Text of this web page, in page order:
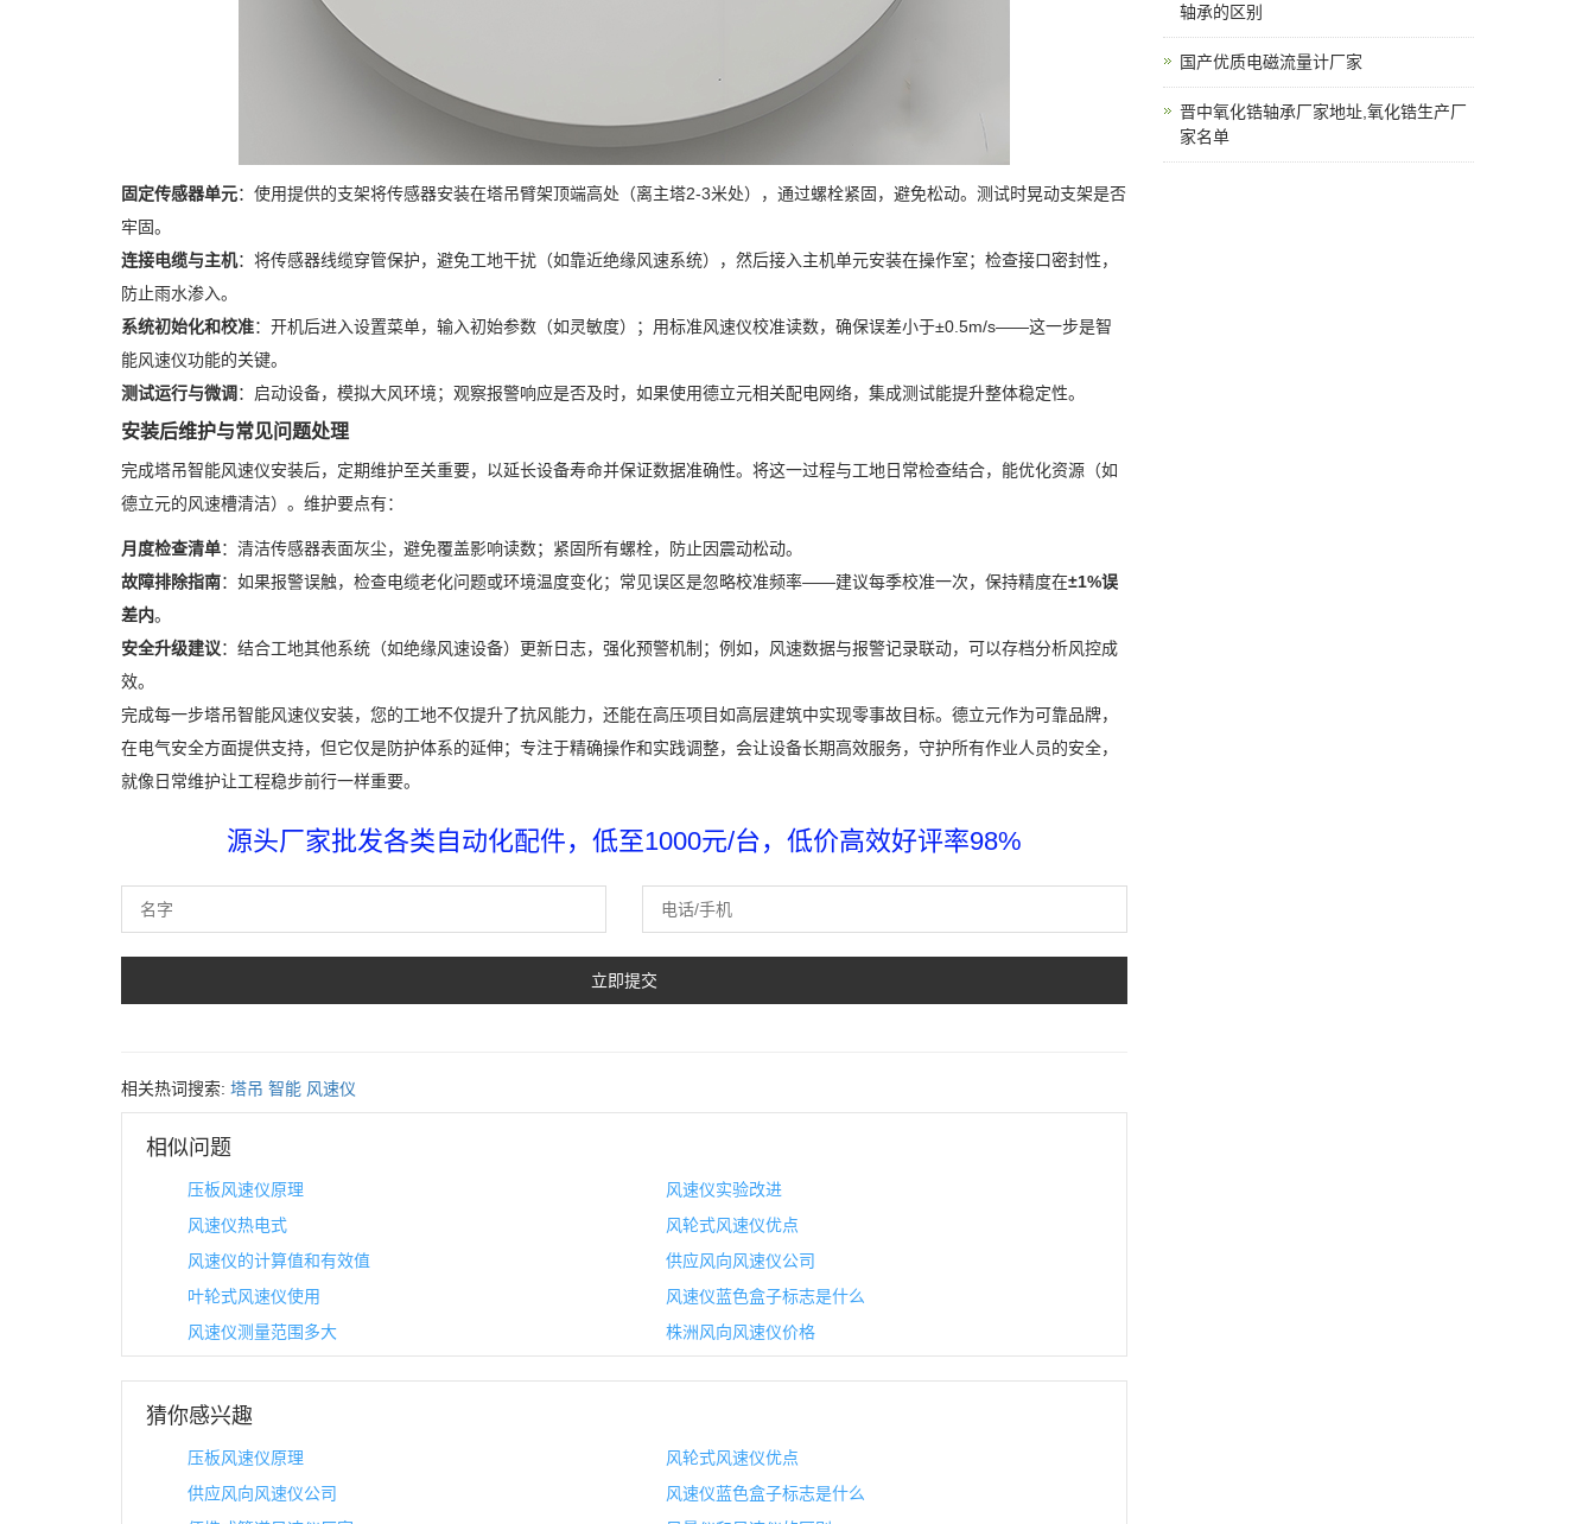
固定传感器单元：使用提供的支架将传感器安装在塔吊臂架顶端高处（离主塔2-3米处），通过螺栓紧固，避免松动。测试时晃动支架是否
牢固。
连接电缆与主机：将传感器线缆穿管保护，避免工地干扰（如靠近绝缘风速系统），然后接入主机单元安装在操作室；检查接口密封性，
防止雨水渗入。
系统初始化和校准：开机后进入设置菜单，输入初始参数（如灵敏度）；用标准风速仪校准读数，确保误差小于±0.5m/s——这一步是智
能风速仪功能的关键。
测试运行与微调 ：启动设备，模拟大风环境；观察报警响应是否及时，如果使用德立元相关配电网络，集成测试能提升整体稳定性。
安装后维护与常见问题处理
完成塔吊智能风速仪安装后，定期维护至关重要，以延长设备寿命并保证数据准确性。将这一过程与工地日常检查结合，能优化资源（如
德立元的风速槽清洁）。维护要点有：
月度检查清单：清洁传感器表面灰尘，避免覆盖影响读数；紧固所有螺栓，防止因震动松动。
故障排除指南：如果报警误触，检查电缆老化问题或环境温度变化；常见误区是忽略校准频率——建议每季校准一次，保持精度在±1%误
差内。
安全升级建议：结合工地其他系统（如绝缘风速设备）更新日志，强化预警机制；例如，风速数据与报警记录联动，可以存档分析风控成
效。
完成每一步塔吊智能风速仪安装，您的工地不仅提升了抗风能力，还能在高压项目如高层建筑中实现零事故目标。德立元作为可靠品牌，
在电气安全方面提供支持，但它仅是防护体系的延伸；专注于精确操作和实践调整，会让设备长期高效服务，守护所有作业人员的安全，
就像日常维护让工程稳步前行一样重要。
源头厂家批发各类自动化配件，低至1000元/台，低价高效好评率98%
相关热词搜索: 塔吊 智能 风速仪
相似问题
压板风速仪原理
风速仪实验改进
风速仪热电式
风轮式风速仪优点
风速仪的计算值和有效值
供应风向风速仪公司
叶轮式风速仪使用
风速仪蓝色盒子标志是什么
风速仪测量范围多大
株洲风向风速仪价格
猜你感兴趣
压板风速仪原理
风轮式风速仪优点
供应风向风速仪公司
风速仪蓝色盒子标志是什么
轴承的区别
国产优质电磁流量计厂家
晋中氧化锆轴承厂家地址,氧化锆生产厂
家名单